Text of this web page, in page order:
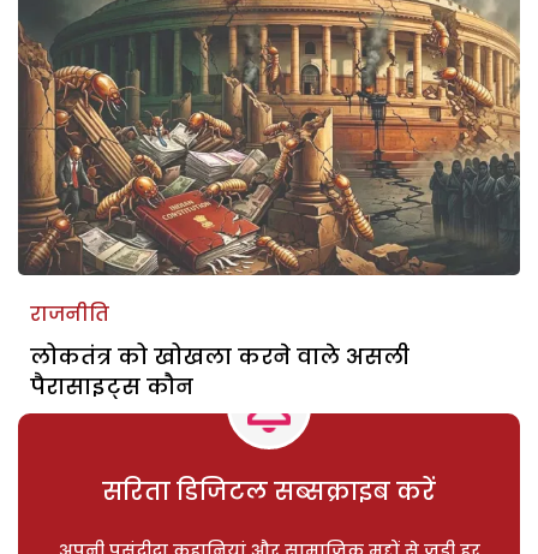
राजनीति
लोकतंत्र को खोखला करने वाले असली
पैरासाइट्स कौन
सरिता डिजिटल सब्सक्राइब करें